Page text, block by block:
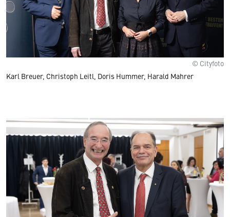
© Cityfoto
Karl Breuer, Christoph Leitl, Doris Hummer, Harald Mahrer